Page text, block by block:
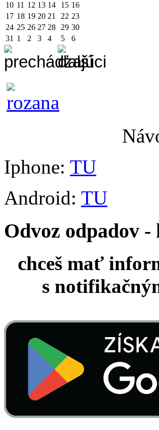
10 11 12 13 14 15 16
17 18 19 20 21 22 23
24 25 26 27 28 29 30
31 1 2 3 4 5 6
Iphone: TU
Android: TU
Odvoz odpadov
chceš mať
s